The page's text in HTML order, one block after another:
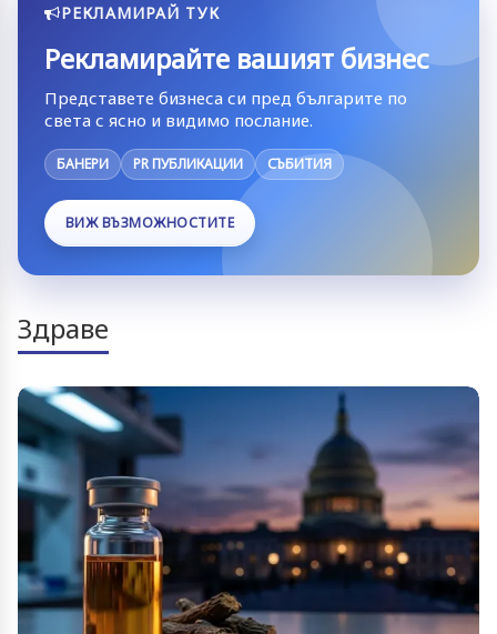
РЕКЛАМИРАЙ ТУК
Рекламирайте вашият бизнес
Представете бизнеса си пред българите по
света с ясно и видимо послание.
БАНЕРИ PR ПУБЛИКАЦИИ СЪБИТИЯ
ВИЖ ВЪЗМОЖНОСТИТЕ
Здраве